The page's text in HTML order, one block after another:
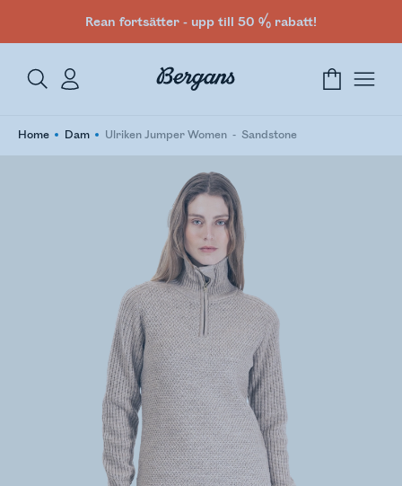
Rean fortsätter - upp till 50 % rabatt!
Home Dam Ulriken Jumper Women Sandstone